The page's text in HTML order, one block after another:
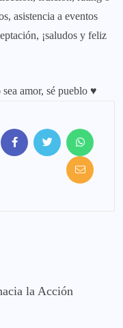
asistencia a eventos
¡saludos y feliz
amor, sé pueblo ♥
la Acción